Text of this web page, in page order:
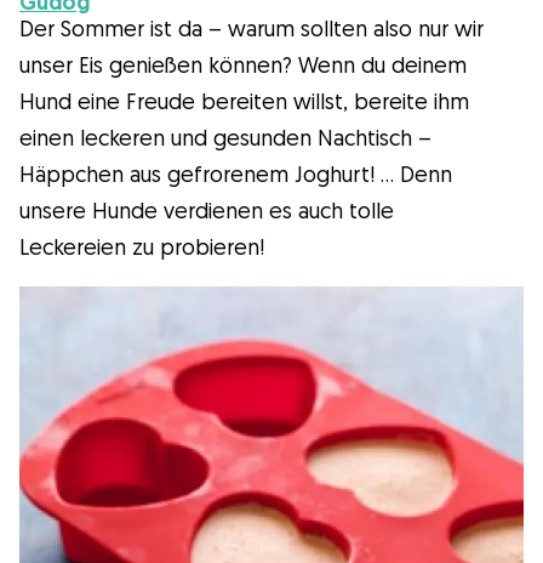
Wissenswert
Kuriositäten
Gesundheit
Erziehung
Hunderassen
Hundesitter
Was ist Gudog?
Der Sommer ist da – warum sollten also nur wir
unser Eis genießen können? Wenn du deinem
Hund eine Freude bereiten willst, bereite ihm
einen leckeren und gesunden Nachtisch –
Häppchen aus gefrorenem Joghurt! … Denn
unsere Hunde verdienen es auch tolle
Leckereien zu probieren!